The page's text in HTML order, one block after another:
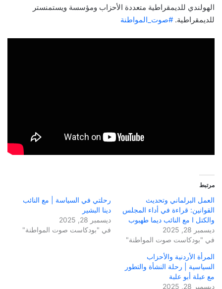
الهولندي للديمقراطية متعددة الأحزاب ومؤسسة ويستمنستر
للديمقراطية.#صوت_المواطنة
مرتبط
العمل البرلماني وتحديث
القوانين: قراءة في أداء المجلس
والكتل ا مع النائب ديما طهبوب
ديسمبر 28, 2025
في "بودكاست صوت المواطنة"
رحلتي في السياسة | مع النائب
دينا البشير
ديسمبر 28, 2025
في "بودكاست صوت المواطنة"
المرأة الأردنية والأحزاب
السياسية | رحلة النشأة والتطور
مع عبلة أبو علبة
ديسمبر 28, 2025